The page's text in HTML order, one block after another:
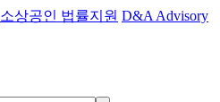
소상공인 법률지원 D&A Advisory